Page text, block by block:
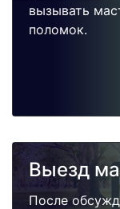
вызывать
поломок.
Выезд
После